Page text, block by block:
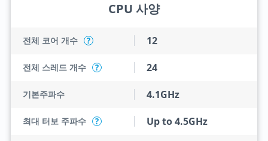
CPU 사양
전체 코어 개수 ? 12
전체 스레드 개수 ? 24
기본주파수 4.1GHz
최대 터보 주파수 ? Up to 4.5GHz